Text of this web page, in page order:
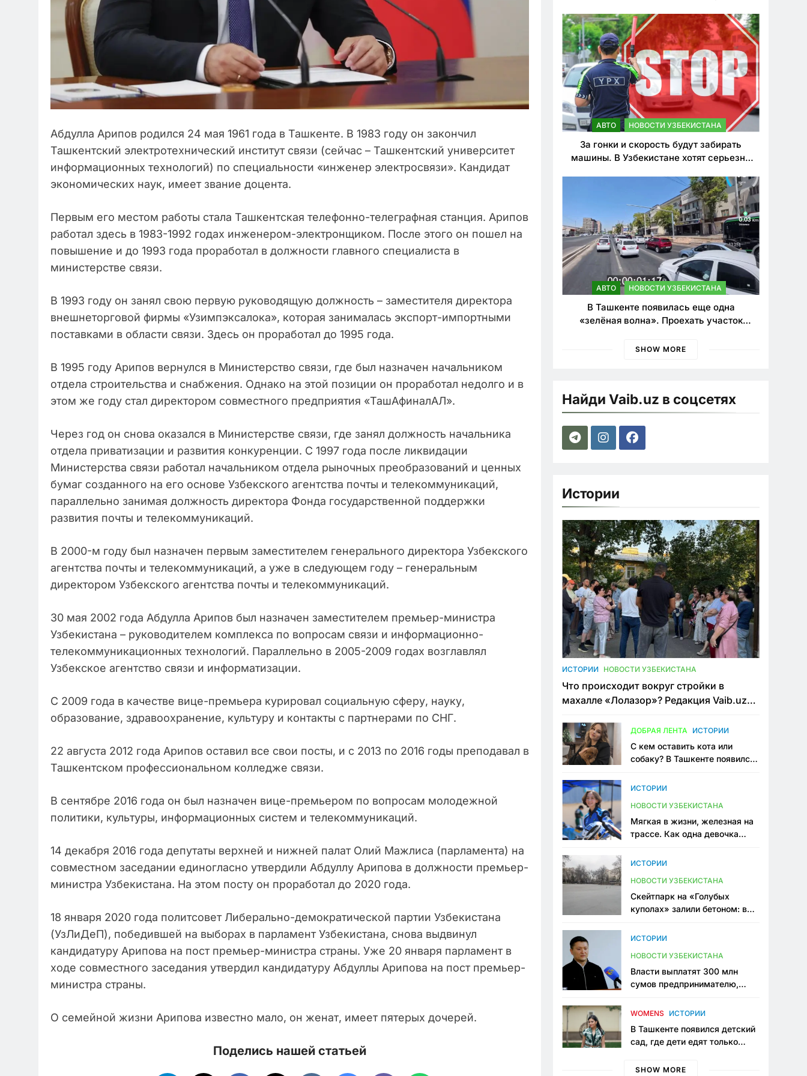
Абдулла Арипов родился 24 мая 1961 года в Ташкенте. В 1983 году он закончил
Ташкентский электротехнический институт связи (сейчас – Ташкентский университет
информационных технологий) по специальности «инженер электросвязи». Кандидат
экономических наук, имеет звание доцента.
Первым его местом работы стала Ташкентская телефонно-телеграфная станция. Арипов
работал здесь в 1983-1992 годах инженером-электронщиком. После этого он пошел на
повышение и до 1993 года проработал в должности главного специалиста в
министерстве связи.
В 1993 году он занял свою первую руководящую должность – заместителя директора
внешнеторговой фирмы «Узимпэксалока», которая занималась экспорт-импортными
поставками в области связи. Здесь он проработал до 1995 года.
В 1995 году Арипов вернулся в Министерство связи, где был назначен начальником
отдела строительства и снабжения. Однако на этой позиции он проработал недолго и в
этом же году стал директором совместного предприятия «ТашАфиналАЛ».
Через год он снова оказался в Министерстве связи, где занял должность начальника
отдела приватизации и развития конкуренции. С 1997 года после ликвидации
Министерства связи работал начальником отдела рыночных преобразований и ценных
бумаг созданного на его основе Узбекского агентства почты и телекоммуникаций,
параллельно занимая должность директора Фонда государственной поддержки
развития почты и телекоммуникаций.
В 2000-м году был назначен первым заместителем генерального директора Узбекского
агентства почты и телекоммуникаций, а уже в следующем году – генеральным
директором Узбекского агентства почты и телекоммуникаций.
30 мая 2002 года Абдулла Арипов был назначен заместителем премьер-министра
Узбекистана – руководителем комплекса по вопросам связи и информационно-
телекоммуникационных технологий. Параллельно в 2005-2009 годах возглавлял
Узбекское агентство связи и информатизации.
С 2009 года в качестве вице-премьера курировал социальную сферу, науку,
образование, здравоохранение, культуру и контакты с партнерами по СНГ.
22 августа 2012 года Арипов оставил все свои посты, и с 2013 по 2016 годы преподавал в
Ташкентском профессиональном колледже связи.
В сентябре 2016 года он был назначен вице-премьером по вопросам молодежной
политики, культуры, информационных систем и телекоммуникаций.
14 декабря 2016 года депутаты верхней и нижней палат Олий Мажлиса (парламента) на
совместном заседании единогласно утвердили Абдуллу Арипова в должности премьер-
министра Узбекистана. На этом посту он проработал до 2020 года.
18 января 2020 года политсовет Либерально-демократической партии Узбекистана
(УзЛиДеП), победившей на выборах в парламент Узбекистана, снова выдвинул
кандидатуру Арипова на пост премьер-министра страны. Уже 20 января парламент в
ходе совместного заседания утвердил кандидатуру Абдуллы Арипова на пост премьер-
министра страны.
О семейной жизни Арипова известно мало, он женат, имеет пятерых дочерей.
Поделись нашей статьей
АВТО НОВОСТИ УЗБЕКИСТАНА
За гонки и скорость будут забирать
машины. В Узбекистане хотят серьезно
АВТО НОВОСТИ УЗБЕКИСТАНА
В Ташкенте появилась еще одна
«зелёная волна». Проехать участок
SHOW MORE
Найди Vaib.uz в соцсетях
Истории
ИСТОРИИ НОВОСТИ УЗБЕКИСТАНА
Что происходит вокруг стройки в
махалле «Лолазор»? Редакция Vaib.uz
конфликта
ДОБРАЯ ЛЕНТА ИСТОРИИ
С кем оставить кота или
собаку? В Ташкенте появился
ИСТОРИИ
НОВОСТИ УЗБЕКИСТАНА
Мягкая в жизни, железная на
трассе. Как одна девочка
Узбекистане
ИСТОРИИ
НОВОСТИ УЗБЕКИСТАНА
Скейтпарк на «Голубых
куполах» залили бетоном: в
одно общественное
ИСТОРИИ
НОВОСТИ УЗБЕКИСТАНА
Власти выплатят 300 млн
сумов предпринимателю,
тюрьме по незаконному
WOMENS ИСТОРИИ
В Ташкенте появился детский
сад, где дети едят только
мама, которая устала просить
SHOW MORE